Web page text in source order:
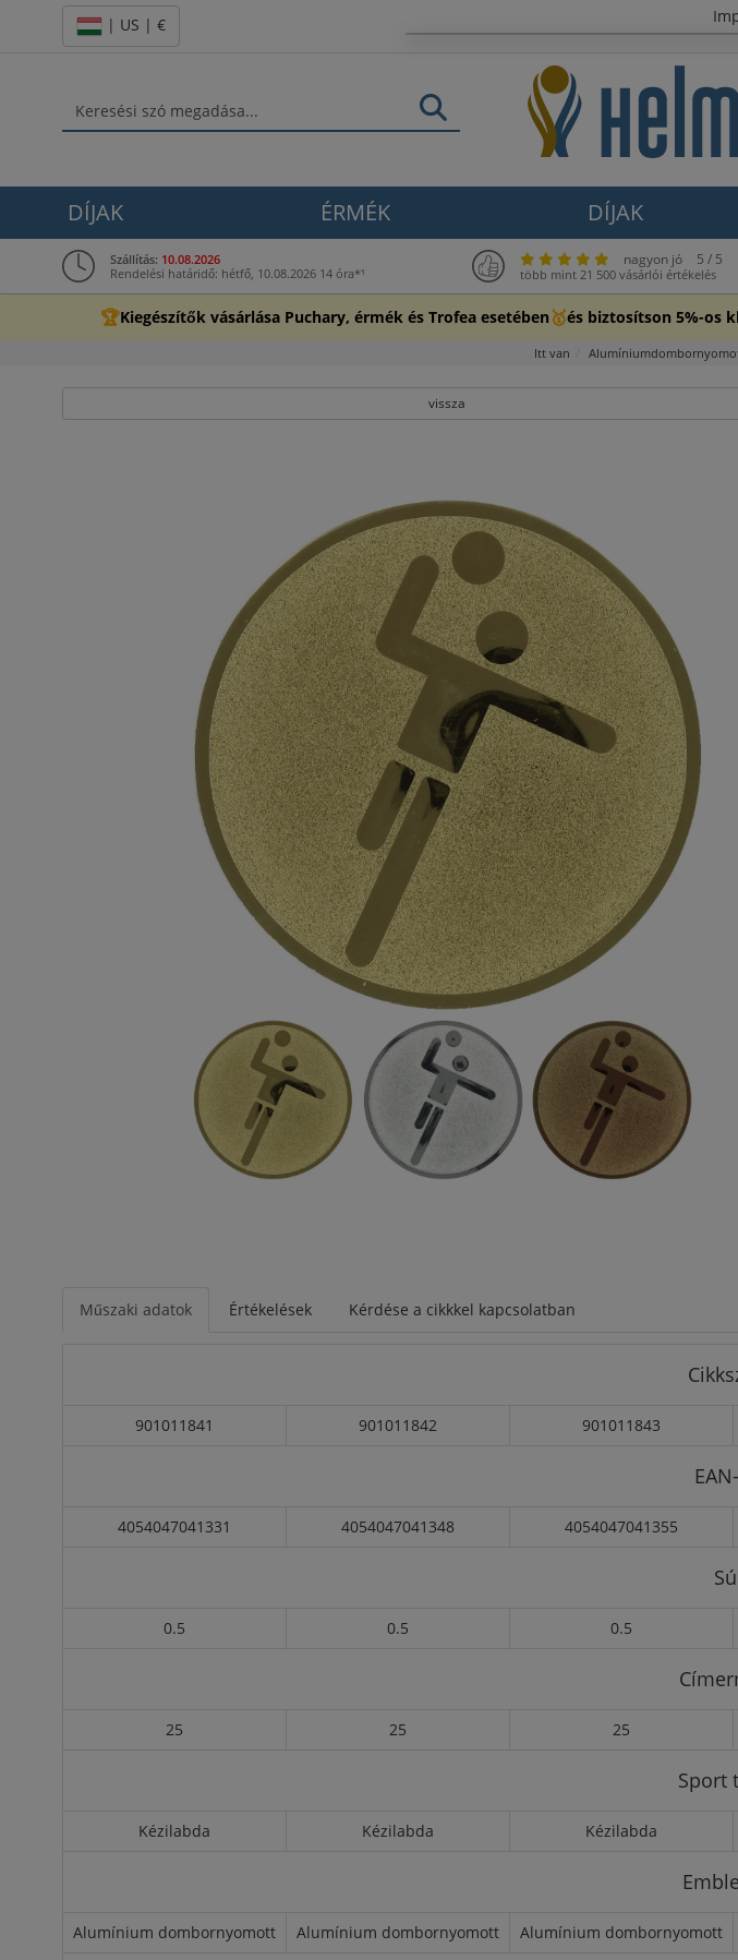
| US | €
DÍJAK ÉRMÉK DÍJAK
Szállítás: 10.08.2026
Rendelési határidő: hétfő, 10.08.2026 14 óra*¹
nagyon jó 5 / 5
több mint 21 500 vásárlói értékelés
🏆Kiegészítők vásárlása Puchary, érmék és Trofea esetében 🥇és biztosítson 5%-os
Itt van
vissza
Műszaki adatok Értékelések Kérdése a cikkkel kapcsolatban
901011841 901011842 901011843
4054047041331 4054047041348 4054047041355
0.5 0.5 0.5
25 25 25
Sport
Kézilabda Kézilabda Kézilabda
Alumínium dombornyomott Alumínium dombornyomott Alumínium dombornyomott